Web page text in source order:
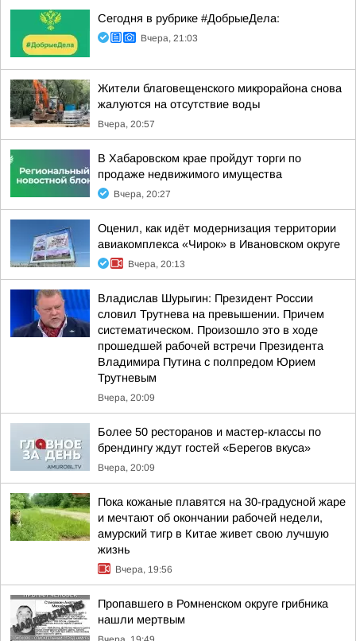
Сегодня в рубрике #ДобрыеДела:
Вчера, 21:03
Жители благовещенского микрорайона снова
жалуются на отсутствие воды
Вчера, 20:57
В Хабаровском крае пройдут торги по
продаже недвижимого имущества
Вчера, 20:27
Оценил, как идёт модернизация территории
авиакомплекса «Чирок» в Ивановском округе
Вчера, 20:13
Владислав Шурыгин: Президент России
словил Трутнева на превышении. Причем
систематическом. Произошло это в ходе
прошедшей рабочей встречи Президента
Владимира Путина с полпредом Юрием
Трутневым
Вчера, 20:09
Более 50 ресторанов и мастер-классы по
брендингу ждут гостей «Берегов вкуса»
Вчера, 20:09
Пока кожаные плавятся на 30-градусной жаре
и мечтают об окончании рабочей недели,
амурский тигр в Китае живет свою лучшую
жизнь
Вчера, 19:56
Пропавшего в Ромненском округе грибника
нашли мертвым